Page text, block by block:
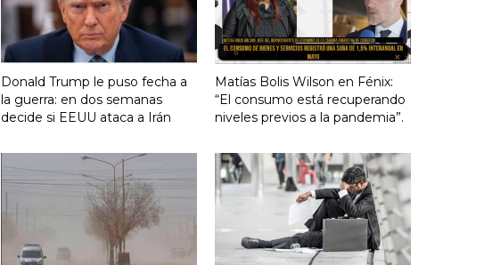
Donald Trump le puso fecha a
la guerra: en dos semanas
decide si EEUU ataca a Irán
Matías Bolis Wilson en Fénix:
“El consumo está recuperando
niveles previos a la pandemia”.